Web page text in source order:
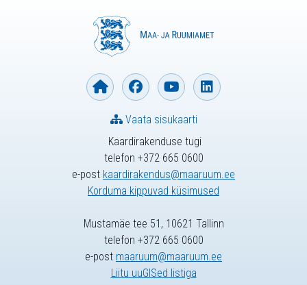
Kaardirakenduse tugi
telefon +372 665 0600
e-post kaardirakendus@maaruum.ee
Korduma kippuvad küsimused
Vaata sisukaarti
Mustamäe tee 51, 10621 Tallinn
telefon +372 665 0600
e-post maaruum@maaruum.ee
Liitu uuGISed listiga